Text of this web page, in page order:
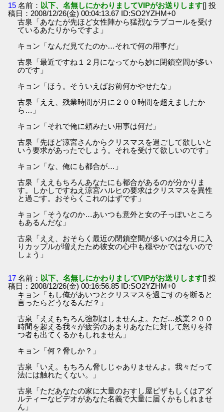
15 名前： 以下、名無しにかわりましてVIPがお送りします[] 投
稿日：2008/12/26(金) 00:04:13.67 ID:SO2YZHM+0
古泉「あなたが先ほど女性陣から猛烈なラブコールを受け
ているあたりからですよ」
キョン「なんだ見てたのか…それで何の用事だ」
古泉「最近ですね１２月になってから妙に閉鎖空間が多い
のです」
キョン「ほう。そういえばお前何かやせたな」
古泉「ええ、残業時間が月に２００時間を超えましたか
ら…」
キョン「それで俺に頼みたい用事は何だ」
古泉「先ほど涼宮さんからクリスマスを過ごして欲しいと
いう要求があったでしょう。それを受けて欲しいのです」
キョン「な、俺にも都合が…」
古泉「ええもちろんあなたにも都合があるのが分かりま
す。しかしですねえ涼宮ハルヒの要求はクリスマスを異性
と過ごす。おそらくこれのはずです」
キョン「そうなのか…あいつも意外と女の子っぽいところ
もあるんだな」
古泉「ええ、おそらく最近の閉鎖空間が多いのは今月に入
りカップルが増えたため彼女の心中も穏やかではないので
しょう」
17 名前： 以下、名無しにかわりましてVIPがお送りします[] 投
稿日：2008/12/26(金) 00:16:56.85 ID:SO2YZHM+0
キョン「もし俺があいつとクリスマスを過ごすのを断ると
言ったらどうなるんだ？」
古泉「ええもちろん強制はしませんよ。ただ…残業２００
時間を超える我々が疲労のあまりあなたに対して怒りを持
つ者も出てくるかもしれません」
キョン「何？脅しか？」
古泉「いえ。もちろん脅しじゃありませんよ。我々だって
法には触れたくない。」
古泉「ただあなたの家に大量のおすし屋ピザもしくはアダ
ルティーなビデオがあなた名義で大量に届くかもしれませ
ん」